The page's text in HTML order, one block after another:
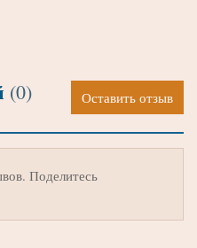
(0) Оставить отзыв
Поделитесь